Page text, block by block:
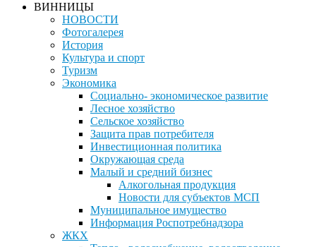
ВИННИЦЫ
НОВОСТИ
Фотогалерея
История
Культура и спорт
Туризм
Экономика
Социально- экономическое развитие
Лесное хозяйство
Сельское хозяйство
Защита прав потребителя
Инвестиционная политика
Окружающая среда
Малый и средний бизнес
Алкогольная продукция
Новости для субъектов МСП
Муниципальное имущество
Информация Роспотребнадзора
ЖКХ